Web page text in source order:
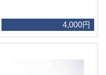
4,000円